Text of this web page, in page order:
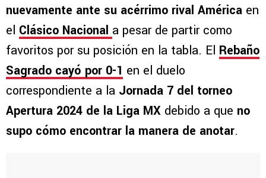
nuevamente ante su acérrimo rival América en
el Clásico Nacional a pesar de partir como
favoritos por su posición en la tabla. El Rebaño
Sagrado cayó por 0-1 en el duelo
correspondiente a la Jornada 7 del torneo
Apertura 2024 de la Liga MX debido a que no
supo cómo encontrar la manera de anotar.